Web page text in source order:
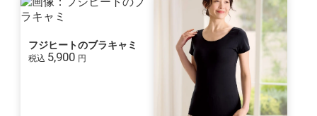
フジヒートのブラキャミ
税込 5,900 円